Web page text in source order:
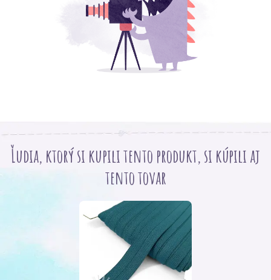
Ľudia, ktorý si kupili tento produkt, si kúpili aj
tento tovar